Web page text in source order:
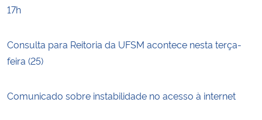
17h
Consulta para Reitoria da UFSM acontece nesta terça-
feira (25)
Comunicado sobre instabilidade no acesso à internet